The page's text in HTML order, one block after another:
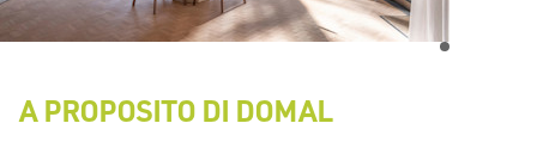
A PROPOSITO DI DOMAL